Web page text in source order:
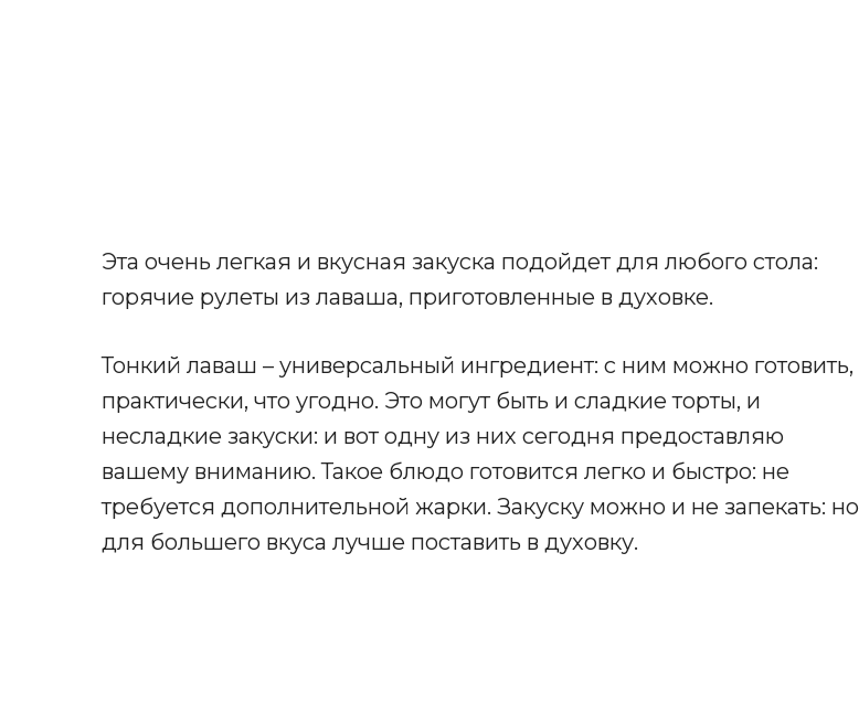
Эта очень легкая и вкусная закуска подойдет для любого стола:
горячие рулеты из лаваша, приготовленные в духовке.
Тонкий лаваш – универсальный ингредиент: с ним можно готовить,
практически, что угодно. Это могут быть и сладкие торты, и
несладкие закуски: и вот одну из них сегодня предоставляю
вашему вниманию. Такое блюдо готовится легко и быстро: не
требуется дополнительной жарки. Закуску можно и не запекать: но
для большего вкуса лучше поставить в духовку.